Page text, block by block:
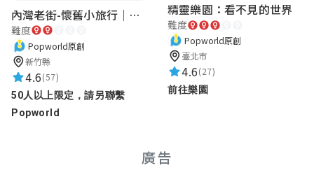
內灣老街-懷舊小旅行｜新竹老街城市解謎
難度
Popworld原創
新竹縣
4.6(57)
50人以上限定，請另聯繫
Popworld
精靈樂園：看不見的世界
難度
Popworld原創
臺北市
4.6(27)
前往樂園
廣告